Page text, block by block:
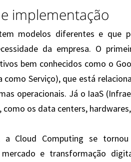
implementação
modelos diferentes e que
da empresa. O
bem conhecidos como o
como Serviço), que está
operacionais. Já o IaaS
os data centers,
a Cloud Computing se
e transformação